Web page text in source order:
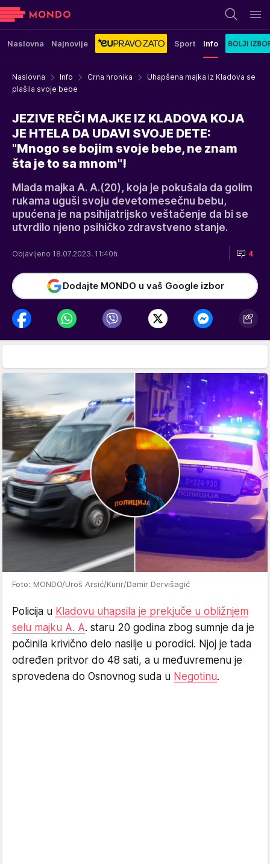
Naslovna Najnovije Sport Info
Naslovna Info Crna hronika
Uhapšena majka iz Kladova se
plašila svoje bebe
JEZIVE REČI MAJKE IZ KLADOVA KOJA
JE HTELA DA UDAVI SVOJE DETE:
"Mnogo se bojim svoje bebe, ne znam
šta je to sa mnom"!
Mlada majka A. A.(20), koja je pokušala da golim
rukama uguši svoju devetomesečnu bebu,
upućena je na psihijatrijsko veštačenje da bi se
utvrdilo njeno psihičko zdravstveno stanje.
Objavljeno 18.07.2023. 11:40h 4
Dodajte MONDO u vaš Google izbor
Foto: MONDO/Uroš Arsić/Kurir/Damir Dervišagić
Policija u Kladovu uhapsila je prekjuče u obližnjem
selu majku A. A. staru 20 godina zbog sumnje da je
počinila krivično delo nasilje u porodici. Njoj je tada
određen pritvor do 48 sati, a u međuvremenu je
sprovedena do Osnovnog suda u Negotinu.